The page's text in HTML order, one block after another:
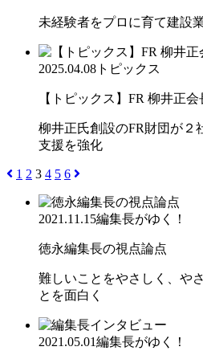
未経験者をプロに育て建設
2025.04.08 トピックス
【トピックス】FR 柳井正
柳井正氏創設のFR財団が２
支援を強化
1 2 3 4 5 6
2021.11.15編集長がゆく！
徳永編集長の視点論点
難しいことをやさしく、や
とを面白く
2021.05.01編集長がゆく！